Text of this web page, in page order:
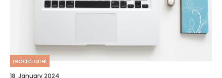
redaktionel
18. January 2024